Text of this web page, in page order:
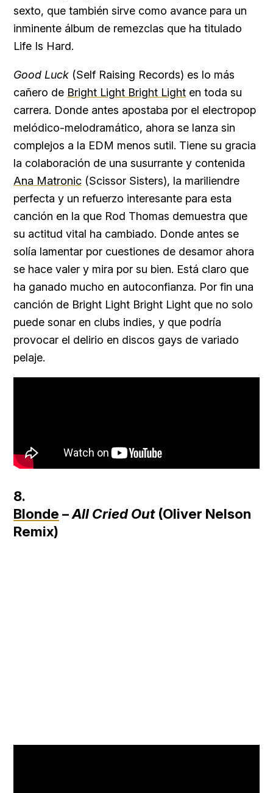
sexto, que también sirve como avance para un
inminente álbum de remezclas que ha titulado
Life Is Hard.
Good Luck (Self Raising Records) es lo más
cañero de Bright Light Bright Light en toda su
carrera. Donde antes apostaba por el electropop
melódico-melodramático, ahora se lanza sin
complejos a la EDM menos sutil. Tiene su gracia
la colaboración de una susurrante y contenida
Ana Matronic (Scissor Sisters), la mariliendre
perfecta y un refuerzo interesante para esta
canción en la que Rod Thomas demuestra que
su actitud vital ha cambiado. Donde antes se
solía lamentar por cuestiones de desamor ahora
se hace valer y mira por su bien. Está claro que
ha ganado mucho en autoconfianza. Por fin una
canción de Bright Light Bright Light que no solo
puede sonar en clubs indies, y que podría
provocar el delirio en discos gays de variado
pelaje.
8.
Blonde –All Cried Out (Oliver Nelson
Remix)